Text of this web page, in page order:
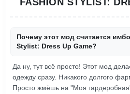
Почему этот мод считается
Stylist: Dress Up Game?
Да ну, тут всё просто! Этот мод
одежду сразу. Никакого долгого
Просто жмёшь на "Моя